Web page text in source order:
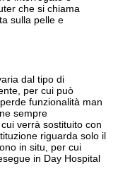
che si chiama
sulla pelle e
dal tipo di
per cui può
funzionalità man
sempre
verrà sostituito con
riguarda solo il
in situ, per cui
in Day Hospital